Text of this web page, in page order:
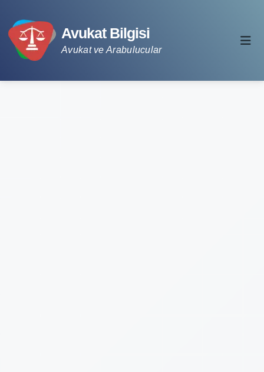
Avukat Bilgisi
Avukat ve Arabulucular